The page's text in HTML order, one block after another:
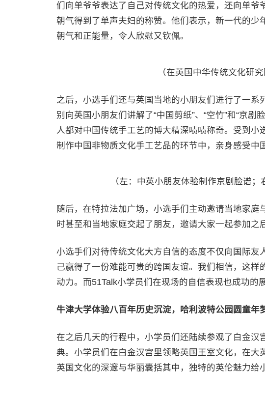
们向单爷爷表达了自己对传统文化的热爱，还向单爷
朝气得到了单声夫妇的称赞。他们表示，新一代的
朝气和正能量，令人欣慰又钦佩。
（在英国中华传统文化研
之后，小选手们还与英国当地的小朋友们进行了一
别向英国小朋友们讲解了“中国剪纸”、“空竹”和“京
人都对中国传统手工艺的博大精深啧啧称奇。受到
制作中国非物质文化手工艺品的环节中，亲身感受中
（左：中英小朋友体验制作京剧脸谱；
随后，在特拉法加广场，小选手们主动邀请当地家庭
时甚至和当地家庭交起了朋友，邀请大家一起参加之
小选手们对待传统文化大方自信的态度不仅向国际友
己赢得了一份难能可贵的跨国友谊。我们相信，这
动力。而51Talk小学员们在现场的自信表现也成功的
牛津大学体验八百年历史沉淀，哈利波特公园圆童年
在之后几天的行程中，小学员们还陆续参观了白金
典。小学员们在白金汉宫里领略英国王室文化，在
英国文化的深邃与华丽囊括其中，独特的英伦魅力给